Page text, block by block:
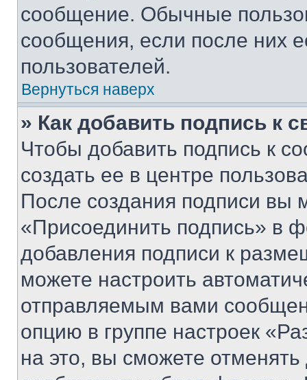
сообщение. Обычные
сообщения, если после них
пользователей.
Вернуться наверх
» Как добавить подпись к
Чтобы добавить подпись к
создать ее в центре
После создания подписи вы
«Присоединить подпись» в
добавления подписи к
можете настроить
отправляемым вами
опцию в группе настроек
на это, вы сможете